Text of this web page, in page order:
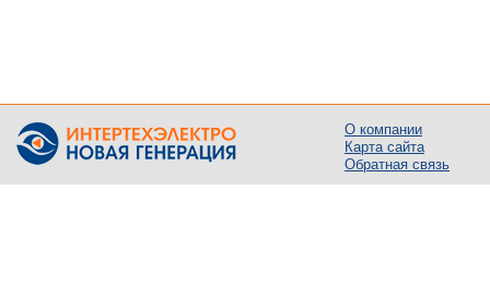
О компании
Карта сайта
Обратная связь